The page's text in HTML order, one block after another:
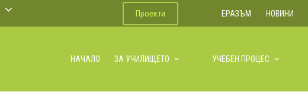
Проекти ЕРАЗЪМ НОВИНИ
НАЧАЛО ЗА УЧИЛИЩЕТО УЧЕБЕН ПРОЦЕС